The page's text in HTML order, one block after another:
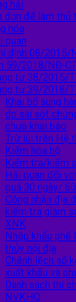
hải
đơn để làm thủ
hóa
quan
định 08/2015/
59/2018/NĐ-
tư 38/2015/
tư 39/2018/
Khai bổ sung
do sai sót
chưa khai báo
Trừ lùi trên Hệ
Kiểm hóa hộ
Kiểm tra/kiểm
Hải quan đối
quá 30 ngày/
Công nhận địa
kiểm tra giám
XNK
Nhập khẩu phế
thủy nội địa
Chênh lệch số
xuất khẩu và
Danh sách thi
NVKHQ